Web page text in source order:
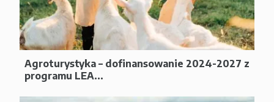
Agroturystyka – dofinansowanie 2024-2027 z
programu LEA...